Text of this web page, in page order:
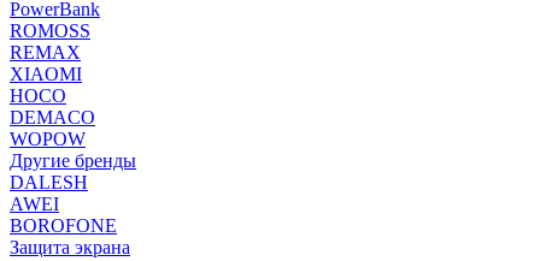
PowerBank
ROMOSS
REMAX
XIAOMI
HOCO
DEMACO
WOPOW
Другие бренды
DALESH
AWEI
BOROFONE
Защита экрана